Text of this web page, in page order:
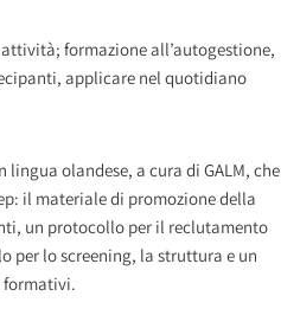
formazione all’autogestione,
applicare nel quotidiano
olandese, a cura di GALM, che
il materiale di promozione della
un protocollo per il reclutamento
per lo screening, la struttura e un
formativi.